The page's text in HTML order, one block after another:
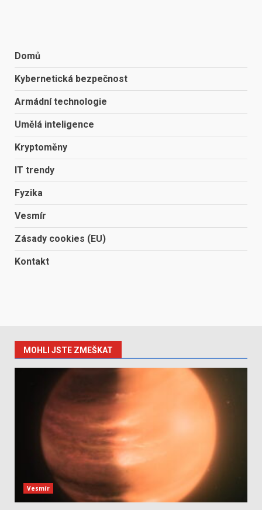
Domů
Kybernetická bezpečnost
Armádní technologie
Umělá inteligence
Kryptoměny
IT trendy
Fyzika
Vesmír
Zásady cookies (EU)
Kontakt
MOHLI JSTE ZMEŠKAT
Vesmír